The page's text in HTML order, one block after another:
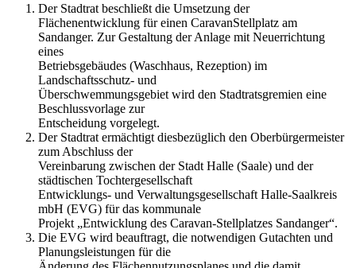
Der Stadtrat beschließt die Umsetzung der
Flächenentwicklung für einen CaravanStellplatz am
Sandanger. Zur Gestaltung der Anlage mit Neuerrichtung
eines
Betriebsgebäudes (Waschhaus, Rezeption) im
Landschaftsschutz- und
Überschwemmungsgebiet wird den Stadtratsgremien eine
Beschlussvorlage zur
Entscheidung vorgelegt.
Der Stadtrat ermächtigt diesbezüglich den Oberbürgermeister
zum Abschluss der
Vereinbarung zwischen der Stadt Halle (Saale) und der
städtischen Tochtergesellschaft
Entwicklungs- und Verwaltungsgesellschaft Halle-Saalkreis
mbH (EVG) für das kommunale
Projekt „Entwicklung des Caravan-Stellplatzes Sandanger“.
Die EVG wird beauftragt, die notwendigen Gutachten und
Planungsleistungen für die